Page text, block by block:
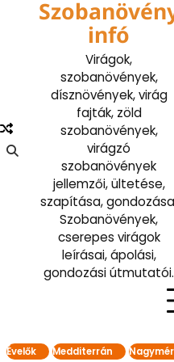
infó
Virágok,
szobanövények,
dísznövények, virág
fajták, zöld
szobanövények,
virágzó
szobanövények
jellemzői, ültetése,
szapítása,
Szobanövények,
cserepes virágok
leírásai, ápolási,
gondozási útmutatói.
Évelők Medditerrán